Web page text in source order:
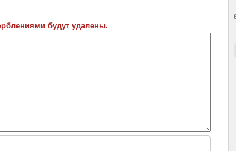
будут удалены.